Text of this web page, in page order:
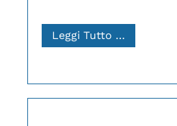
Leggi Tutto …